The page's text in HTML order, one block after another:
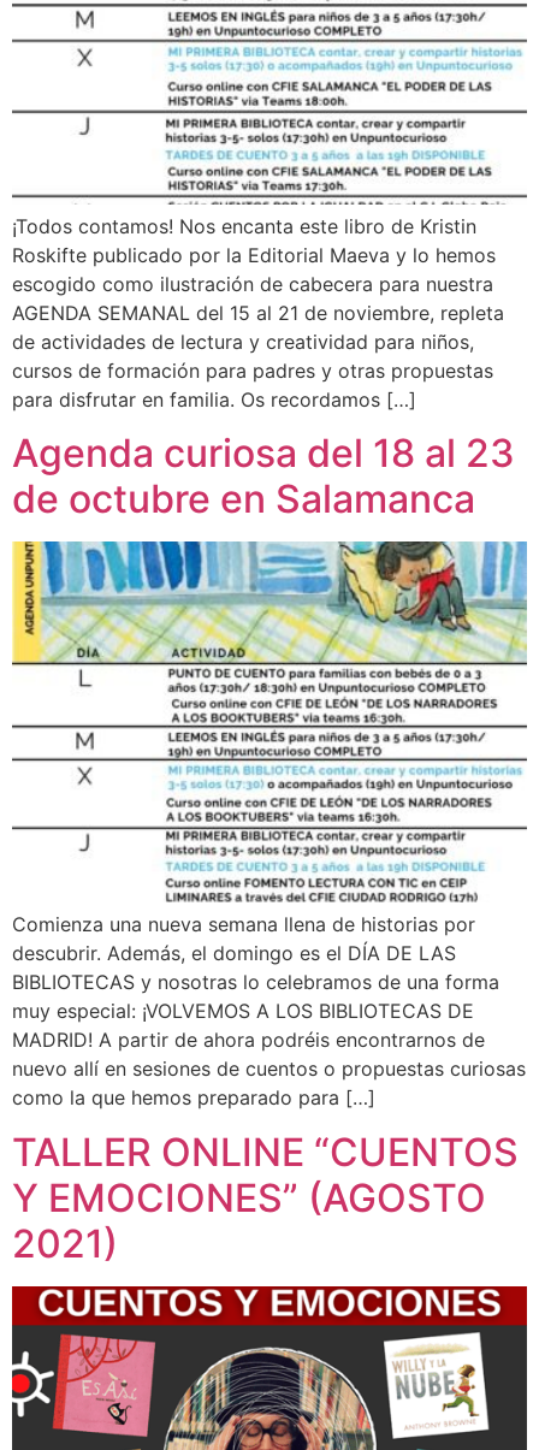
¡Todos contamos! Nos encanta este libro de Kristin
Roskifte publicado por la Editorial Maeva y lo hemos
escogido como ilustración de cabecera para nuestra
AGENDA SEMANAL del 15 al 21 de noviembre, repleta
de actividades de lectura y creatividad para niños,
cursos de formación para padres y otras propuestas
para disfrutar en familia. Os recordamos […]
Agenda curiosa del 18 al 23
de octubre en Salamanca
Comienza una nueva semana llena de historias por
descubrir. Además, el domingo es el DÍA DE LAS
BIBLIOTECAS y nosotras lo celebramos de una forma
muy especial: ¡VOLVEMOS A LOS BIBLIOTECAS DE
MADRID! A partir de ahora podréis encontrarnos de
nuevo allí en sesiones de cuentos o propuestas curiosas
como la que hemos preparado para […]
TALLER ONLINE “CUENTOS
Y EMOCIONES” (AGOSTO
2021)